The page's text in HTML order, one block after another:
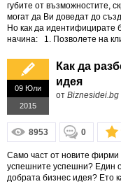
губите от възможностите,
могат да Ви доведат до
Но как да идентифицирате
начина: 1. Позволете на
09 Юли
2015
Как да
идея
от Biznesidei.bg
8953 0
Само част от новите фирми
успешните успешни? Един
добрата бизнес идея? Ето